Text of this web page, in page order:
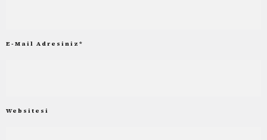
E-Mail Adresiniz *
Websitesi